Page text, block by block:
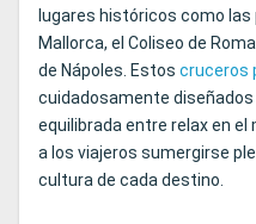
lugares históricos como
Mallorca, el Coliseo de
de Nápoles. Estos cruceros
cuidadosamente
equilibrada entre relax en
a los viajeros sumergirse
cultura de cada destino.